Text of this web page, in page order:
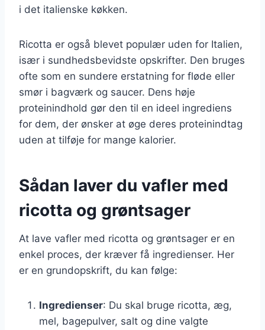
i det italienske køkken.
Ricotta er også blevet populær uden for Italien,
især i sundhedsbevidste opskrifter. Den bruges
ofte som en sundere erstatning for fløde eller
smør i bagværk og saucer. Dens høje
proteinindhold gør den til en ideel ingrediens
for dem, der ønsker at øge deres proteinindtag
uden at tilføje for mange kalorier.
Sådan laver du vafler med
ricotta og grøntsager
At lave vafler med ricotta og grøntsager er en
enkel proces, der kræver få ingredienser. Her
er en grundopskrift, du kan følge:
Ingredienser: Du skal bruge ricotta, æg,
mel, bagepulver, salt og dine valgte